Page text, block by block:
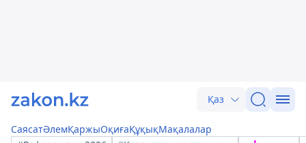
Қаз
СаясатӘлемҚаржыОқиғаҚұқықМақалалар